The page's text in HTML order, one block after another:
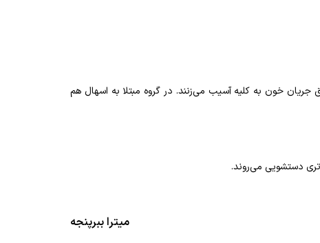
جریان خون به کلیه آسیب می‌زنند. در گروه مبتلا به اسهال هم
دستشویی می‌روند.
میترا ببرپنجه